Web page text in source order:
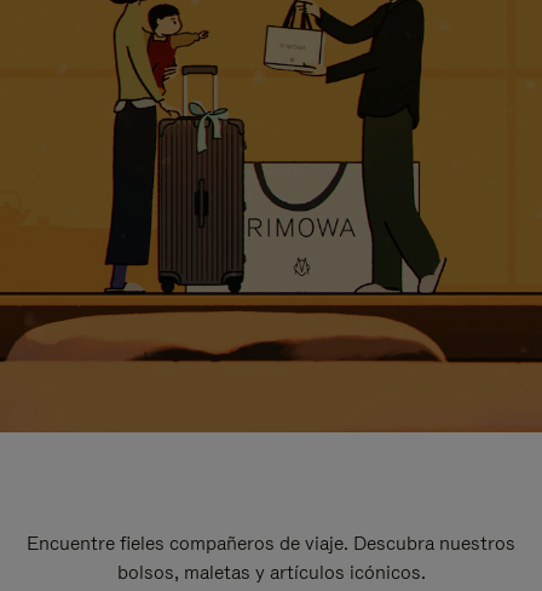
Encuentre fieles compañeros de viaje. Descubra nuestros
bolsos, maletas y artículos icónicos.